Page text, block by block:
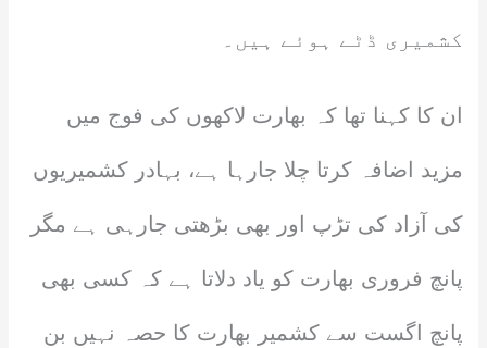
کشمیری ڈٹے ہوئے ہیں۔
ان کا کہنا تھا کہ بھارت لاکھوں کی فوج میں
مزید اضافہ کرتا چلا جارہا ہے، بہادر کشمیریوں
کی آزاد کی تڑپ اور بھی بڑھتی جارہی ہے مگر
پانچ فروری بھارت کو یاد دلاتا ہے کہ کسی بھی
پانچ اگست سے کشمیر بھارت کا حصہ نہیں بن